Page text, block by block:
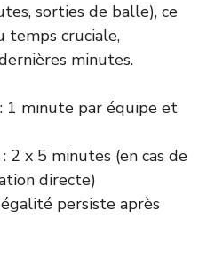
sorties de balle), ce
temps cruciale,
minutes.
: 1 minute par équipe et
: 2 x 5 minutes (en cas de
directe)
égalité persiste après